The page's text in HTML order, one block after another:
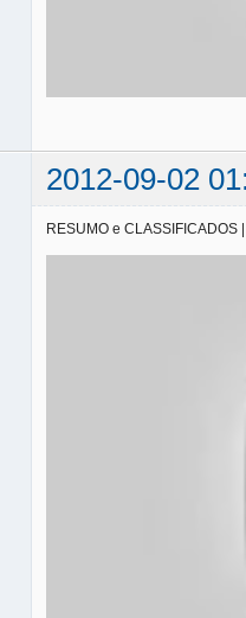
2012-09-02
RESUMO e